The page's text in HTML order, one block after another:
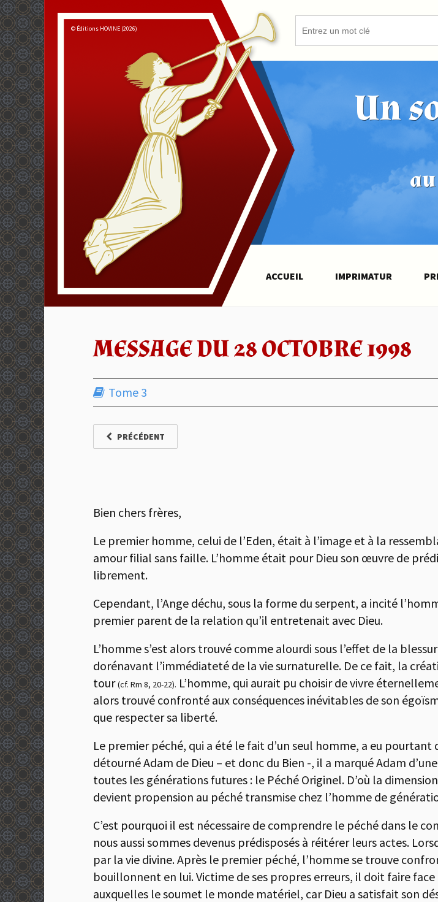
Un
© Éditions HOVINE (2026)
ACCUEIL IMPRIMATUR
MESSAGE DU 28 OCTOBRE 1998
Tome 3
PRÉCÉDENT
Bien chers frères,
Le premier homme, celui de l’Eden, était à l’image et à la
amour filial sans faille. L’homme était pour Dieu son œuvre de
librement.
Cependant, l’Ange déchu, sous la forme du serpent, a incité
premier parent de la relation qu’il entretenait avec Dieu.
L’homme s’est alors trouvé comme alourdi sous l’effet de la
dorénavant l’immédiateté de la vie surnaturelle. De ce fait, la
tour(cf. Rm 8, 20-22). L’homme, qui aurait pu choisir de vivre
alors trouvé confronté aux conséquences inévitables de son
que respecter sa liberté.
Le premier péché, qui a été le fait d’un seul homme, a eu
détourné Adam de Dieu – et donc du Bien -, il a marqué Adam
toutes les générations futures : le Péché Originel. D’où la
devient propension au péché transmise chez l’homme de
C’est pourquoi il est nécessaire de comprendre le péché dans le
nous aussi sommes devenus prédisposés à réitérer leurs actes.
par la vie divine. Après le premier péché, l’homme se trouve
bouillonnent en lui. Victime de ses propres erreurs, il doit faire
auxquelles le soumet le monde matériel, car Dieu a satisfait son